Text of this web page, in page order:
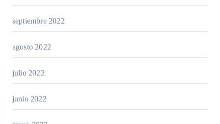
septiembre 2022
agosto 2022
julio 2022
junio 2022